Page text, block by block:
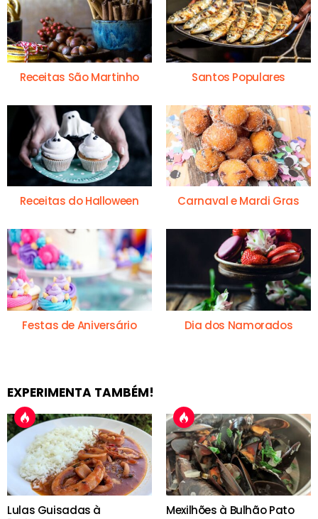
Receitas São Martinho Santos Populares
Receitas do Halloween Carnaval e Mardi Gras
Festas de Aniversário Dia dos Namorados
EXPERIMENTA TAMBÉM!
Lulas Guisadas à
Mexilhões à Bulhão Pato